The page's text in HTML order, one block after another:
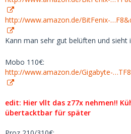
http://www.amazon.de/BitFenix-
Kann man sehr gut belüften und sieht
Mobo 110€:
http://www.amazon.de/Gigabyte-
edit: Hier vllt das z77x nehmen!!
übertacktbar für später